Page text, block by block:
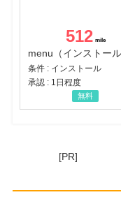
512
条件 : インストール
承認 : 1日程度
無料
[PR]